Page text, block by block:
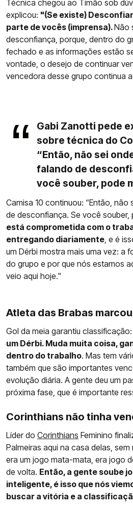
Técnica chegou ao Timão sob
explicou: "(Se existe)
parte de vocês (imprensa).Não
desconfiança, porque, dentro do
fechado e as informações estão
vontade, o desejo de continuar
vencedora desse grupo continua a
Gabi Zanotti pede
sobre técnica do
“Então, não sei
falando de
você souber, pode
Camisa 10 continuou: “Então,
de desconfiança. Se você souber,
está comprometida com o
entregando diariamente, e é
um Dérbi mostra mais uma vez: a
do grupo e por que nós estamos
veio aqui hoje."
Atleta das Brabas
Gol da meia garantiu
um Dérbi. Muda muita coisa,
dentro do trabalho. Mas tem
também que são importantes
evolução diária. A gente deu um
próxima fase, que é importante
Corinthians não tinha
Líder do Corinthians Feminino
Palmeiras aqui na casa delas,
era um jogo mata-mata, era jogo
de volta. Então, a gente soube
inteligente, é isso que nós
buscar a vitória e a